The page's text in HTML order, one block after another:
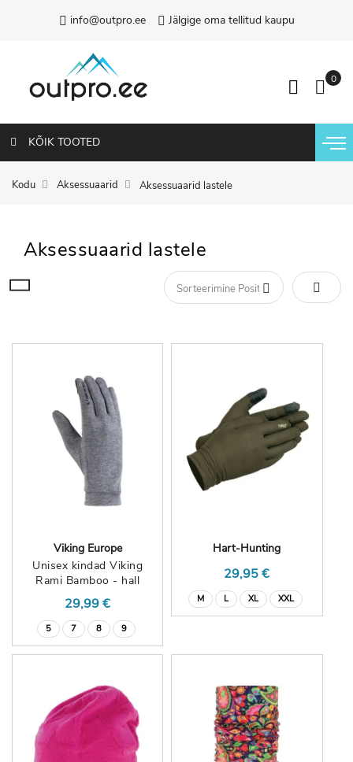
info@outpro.ee Jälgige oma tellitud kaupu
KÕIK TOOTED
Kodu Aksessuaarid Aksessuaarid lastele
Aksessuaarid lastele
Määra
Viking Europe
Unisex kindad Viking
Rami Bamboo - hall
29,99 €
5 7 8 9
Hart-Hunting
29,95 €
M L XL XXL